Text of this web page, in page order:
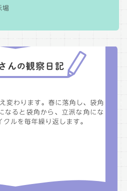
場
変わります。春に落角し、袋角
なると袋角から、立派な角にな
ルを毎年繰り返します。